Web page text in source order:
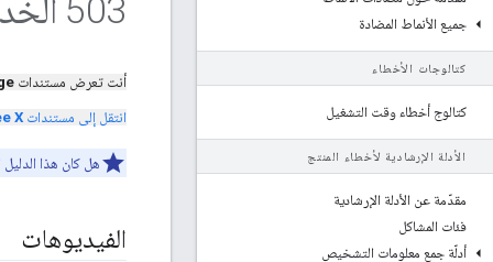
جميع الأنماط المضادة
كتالوجات الأخطاء
كتالوج أخطاء وقت التشغيل
الأدلة الإرشادية لأخطاء المنتج
مقدّمة عن الأدلة الإرشادية
فئات المشاكل
أدلّة جمع معلومات التشخيص
503 الخدمة غير متوفرة - خادم الخلفية
أنت تعرض مستندات
انتقل إلى مستندات X
هل كان هذا
الفيديوهات